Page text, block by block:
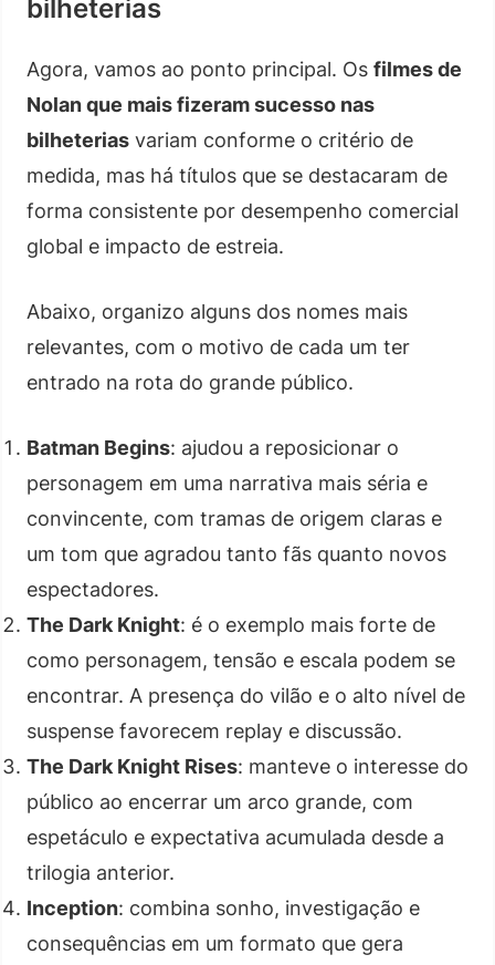
bilheterias
Agora, vamos ao ponto principal. Os filmes de
Nolan que mais fizeram sucesso nas
bilheterias variam conforme o critério de
medida, mas há títulos que se destacaram de
forma consistente por desempenho comercial
global e impacto de estreia.
Abaixo, organizo alguns dos nomes mais
relevantes, com o motivo de cada um ter
entrado na rota do grande público.
Batman Begins: ajudou a reposicionar o
personagem em uma narrativa mais séria e
convincente, com tramas de origem claras e
um tom que agradou tanto fãs quanto novos
espectadores.
The Dark Knight: é o exemplo mais forte de
como personagem, tensão e escala podem se
encontrar. A presença do vilão e o alto nível de
suspense favorecem replay e discussão.
The Dark Knight Rises: manteve o interesse do
público ao encerrar um arco grande, com
espetáculo e expectativa acumulada desde a
trilogia anterior.
Inception: combina sonho, investigação e
consequências em um formato que gera